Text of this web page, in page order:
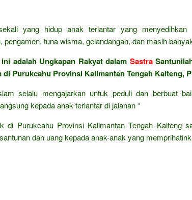
yang hidup anak terlantar yang
pengamen, tuna wisma, gelandangan, dan masih
adalah Ungkapan Rakyat dalam Sastra
di Purukcahu Provinsi Kalimantan Tengah Kalteng,
selalu mengajarkan untuk peduli dan berbuat
kepada anak terlantar di jalanan “
di Purukcahu Provinsi Kalimantan Tengah Kalteng
dan uang kepada anak-anak yang